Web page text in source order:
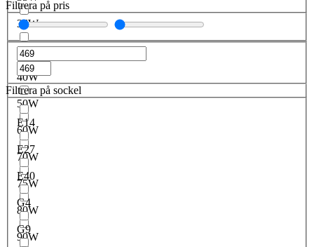
36W
38W
40W
50W
60W
70W
75W
80W
90W
Filtrera på pris
Filtrera på sockel
E14
E27
E40
G4
G9